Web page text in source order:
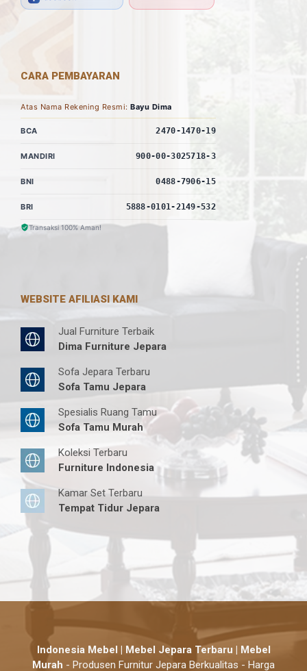
CARA PEMBAYARAN
Atas Nama Rekening Resmi: Bayu Dima
BCA 2470-1470-19
MANDIRI 900-00-3025718-3
BNI 0488-7906-15
BRI 5888-0101-2149-532
Transaksi 100% Aman!
WEBSITE AFILIASI KAMI
Jual Furniture Terbaik
Dima Furniture Jepara
Sofa Jepara Terbaru
Sofa Tamu Jepara
Spesialis Ruang Tamu
Sofa Tamu Murah
Koleksi Terbaru
Furniture Indonesia
Kamar Set Terbaru
Tempat Tidur Jepara
Indonesia Mebel | Mebel Jepara Terbaru | Mebel
Murah - Produsen Furnitur Jepara Berkualitas - Harga